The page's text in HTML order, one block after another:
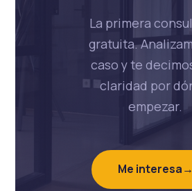
La primera
gratuita.
caso y te
claridad por
empezar.
Me interesa→